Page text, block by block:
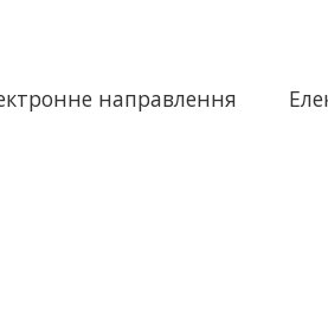
направлення